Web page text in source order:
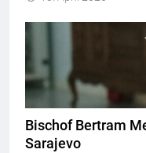
Bischof Bertram
Sarajevo